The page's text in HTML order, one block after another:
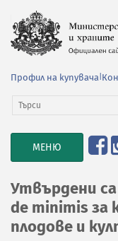
Профил на купувача
TOGGLE
NAVIGATION
МЕНЮ
Утвърдени
de minimis за
плодове и